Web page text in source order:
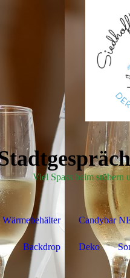
Viel Spass beim stöbern
Wärmebehälter Candybar
Backdrop Deko